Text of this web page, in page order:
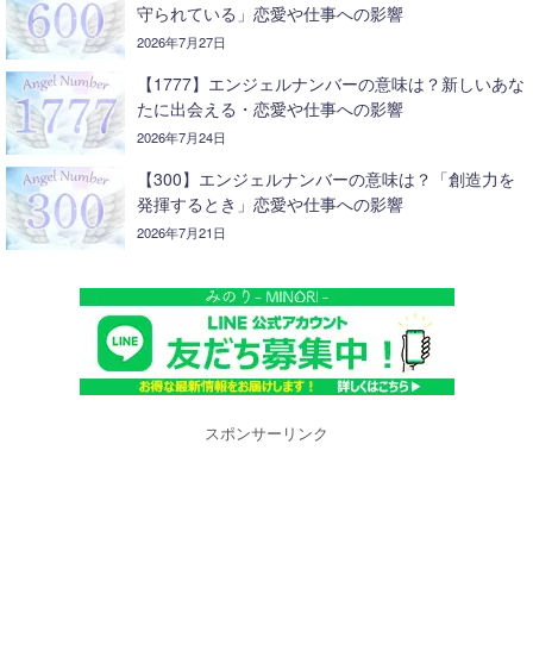
守られている」恋愛や仕事への影響
2026年7月27日
【1777】エンジェルナンバーの意味は？新しいあな
たに出会える・恋愛や仕事への影響
2026年7月24日
【300】エンジェルナンバーの意味は？「創造力を
発揮するとき」恋愛や仕事への影響
2026年7月21日
スポンサーリンク